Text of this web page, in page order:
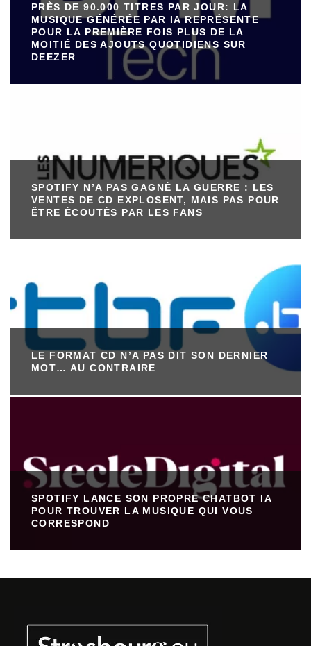
PRÈS DE 90.000 TITRES PAR JOUR: LA
MUSIQUE GÉNÉRÉE PAR IA REPRÉSENTE
POUR LA PREMIÈRE FOIS PLUS DE LA
MOITIÉ DES AJOUTS QUOTIDIENS SUR
DEEZER
SPOTIFY N’A PAS GAGNÉ LA GUERRE : LES
VENTES DE CD EXPLOSENT, MAIS PAS POUR
ÊTRE ÉCOUTÉS PAR LES FANS
LE FORMAT CD N’A PAS DIT SON DERNIER
MOT… AU CONTRAIRE
SPOTIFY LANCE SON PROPRE CHATBOT IA
POUR TROUVER LA MUSIQUE QUI VOUS
CORRESPOND